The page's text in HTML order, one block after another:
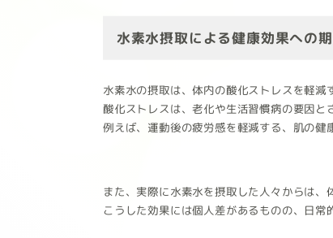
水素水摂取による健康効果への
水素水の摂取は、体内の酸化ストレスを軽減
酸化ストレスは、老化や生活習慣病の要因と
例えば、運動後の疲労感を軽減する、肌の健
また、実際に水素水を摂取した人々からは、
こうした効果には個人差があるものの、日常